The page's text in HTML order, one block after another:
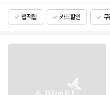
앱적립 카드할인 쿠